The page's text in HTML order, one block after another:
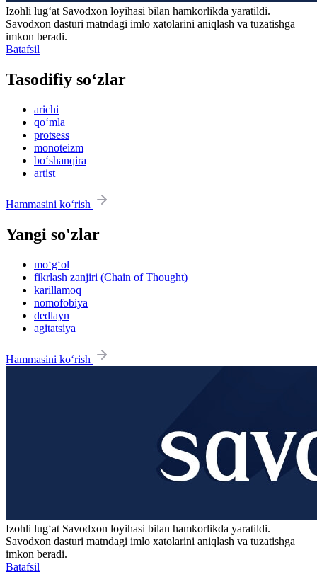
Izohli lugʻat Savodxon loyihasi bilan hamkorlikda yaratildi.
Savodxon dasturi matndagi imlo xatolarini aniqlash va tuzatishga
imkon beradi.
Batafsil
Tasodifiy so‘zlar
arichi
qo‘mla
protsess
monoteizm
bo‘shanqira
artist
Hammasini ko‘rish
Yangi so'zlar
mo‘g‘ol
fikrlash zanjiri (Chain of Thought)
karillamoq
nomofobiya
dedlayn
agitatsiya
Hammasini ko‘rish
Izohli lugʻat Savodxon loyihasi bilan hamkorlikda yaratildi.
Savodxon dasturi matndagi imlo xatolarini aniqlash va tuzatishga
imkon beradi.
Batafsil